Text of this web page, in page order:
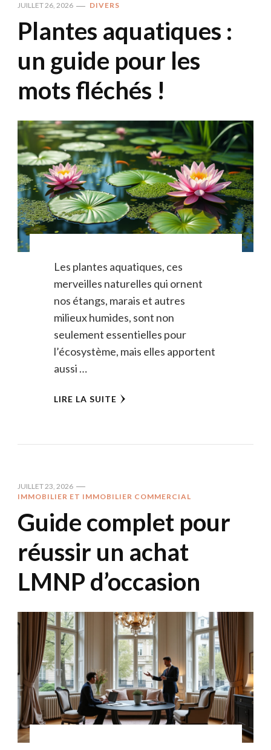
JUILLET 26, 2026 DIVERS
Plantes aquatiques :
un guide pour les
mots fléchés !
Les plantes aquatiques, ces
merveilles naturelles qui ornent
nos étangs, marais et autres
milieux humides, sont non
seulement essentielles pour
l’écosystème, mais elles apportent
aussi …
LIRE LA SUITE
JUILLET 23, 2026
IMMOBILIER ET IMMOBILIER COMMERCIAL
Guide complet pour
réussir un achat
LMNP d’occasion